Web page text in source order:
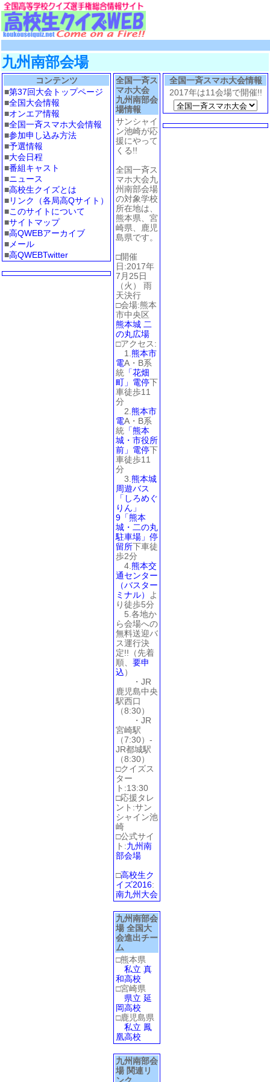
九州南部会場
コンテンツ
■第37回大会トップページ
■全国大会情報
■オンエア情報
■全国一斉スマホ大会情報
■参加申し込み方法
■予選情報
■大会日程
■番組キャスト
■ニュース
■高校生クイズとは
■リンク（各局高Qサイト）
■このサイトについて
■サイトマップ
■高QWEBアーカイブ
■ メール
■高QWEBTwitter
全国一斉ス
マホ大会
九州南部会
場情報
サンシャイ
ン池崎が応
援にやって
くる!!
全国一斉ス
マホ大会九
州南部会場
の対象学校
所在地は、
熊本県、宮
崎県、鹿児
島県です。
□開催
日:2017年
7月25日
（火） 雨
天決行
□会場:熊本
市中央区
熊本城 二
の丸広場
□アクセス:
1. 熊本市
電A・B系
統 「花畑
町」電停下
車徒歩11
分
2. 熊本市
電A・B系
統 「熊本
城・市役所
前」電停下
車徒歩11
分
3. 熊本城
周遊バス
「しろめぐ
りん」
9「熊本
城・二の丸
駐車場」停
留所下車徒
歩2分
4. 熊本交
通センター
（バスター
ミナル）
よ
り徒歩5分
5.各地か
ら会場への
無料送迎バ
ス運行決
定!!（先着
順、 要申
込）
・JR
鹿児島中央
駅西口
（8:30）
・JR
宮崎駅
（7:30）-
JR都城駅
（8:30）
□クイズス
ター
ト:13:30
□応援タレ
ント:サン
シャイン池
崎
□公式サイ
ト:九州南
部会場
□高校生ク
イズ2016:
南九州大会
九州南部会
場 全国大
会進出チー
ム
□熊本県
私立 真
和高校
□宮崎県
県立 延
岡高校
□鹿児島県
私立 鳳
凰高校
九州南部会
場 関連リ
全国一斉スマホ大会情報
2017年は11会場で開催!!